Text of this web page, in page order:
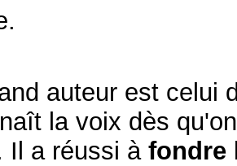
auteur est celui
la voix dès
Il a réussi à fondre